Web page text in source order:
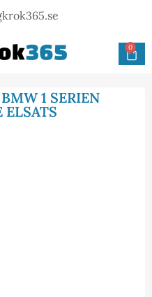
0
1 SERIEN